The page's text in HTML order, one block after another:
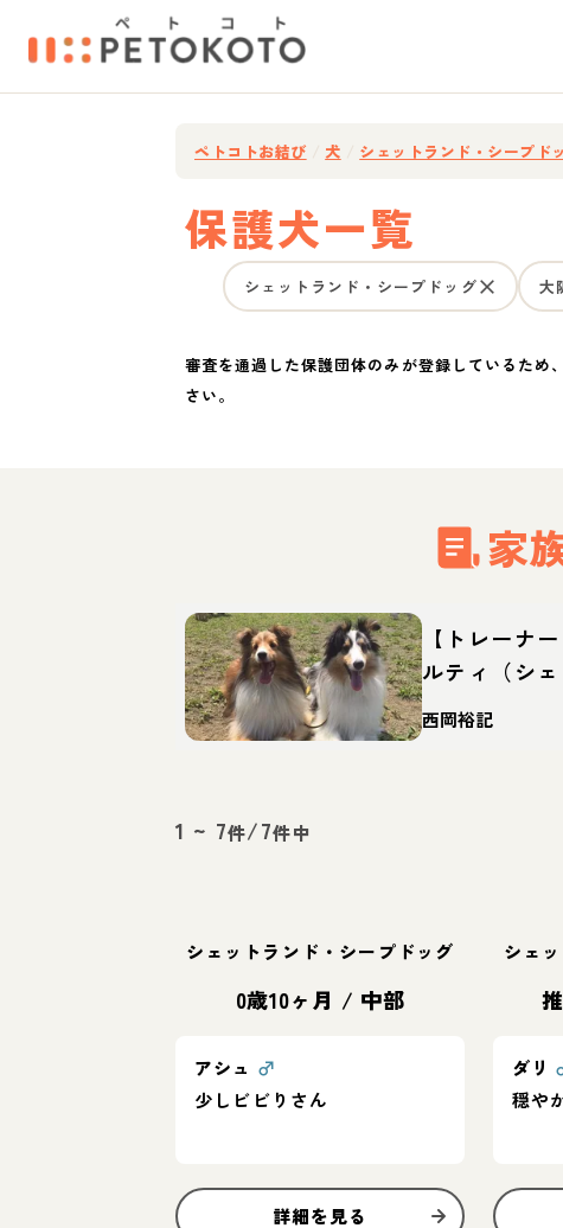
ペトコトお結び 犬 シェットランド・シープド
保護犬一覧
シェットランド・シープドッグ 大
審査を通過した保護団体のみが登録しているた
さい。
家
【トレーナ
ルティ（シ
ッグ）って
徴・育て方・
西岡裕記
1 ~ 7件/7件中
シェットランド・シープドッグ
0歳10ヶ月 / 中部
アシュ ♂
少しビビりさん
詳細を見る
シェ
ダリ
穏や